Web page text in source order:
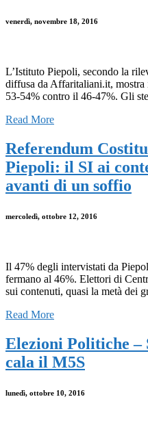
venerdì, novembre 18, 2016
L’Istituto Piepoli, secondo la
diffusa da Affaritaliani.it,
53-54% contro il 46-47%. Gli
Read More
Referendum
Piepoli: il SI ai
avanti di un soffio
mercoledì, ottobre 12, 2016
Il 47% degli intervistati da
fermano al 46%. Elettori di
sui contenuti, quasi la metà dei
Read More
Elezioni Politiche –
cala il M5S
lunedì, ottobre 10, 2016